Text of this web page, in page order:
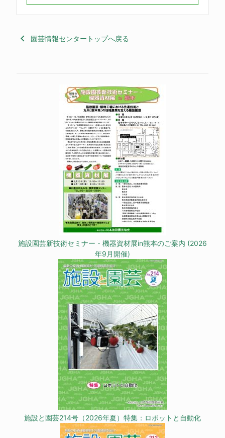
keyboard_arrow_left 園芸情報センタートップへ戻る
施設園芸新技術セミナー・機器資材展in熊本のご案内 (2026
年9月開催)
施設と園芸214号（2026年夏）特集：ロボットと自動化